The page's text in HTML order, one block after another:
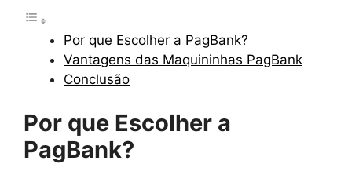
Por que Escolher a PagBank?
Vantagens das Maquininhas PagBank
Conclusão
Por que Escolher a
PagBank?